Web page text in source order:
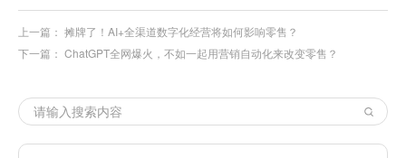
上一篇： 摊牌了！AI+全渠道数字化经营将如何影响零售？
下一篇： ChatGPT全网爆火，不如一起用营销自动化来改变零售？